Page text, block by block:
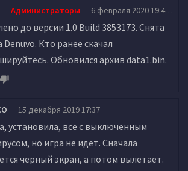
Администраторы 6 февраля 2020 19:40
до версии 1.0 Build 3853173. Снята
Кто ранее скачал
Обновился архив data1.bin.
15 декабря 2019 17:37
установила, все с выключенным
но игра не идет. Сначала
черный экран, а потом вылетает.